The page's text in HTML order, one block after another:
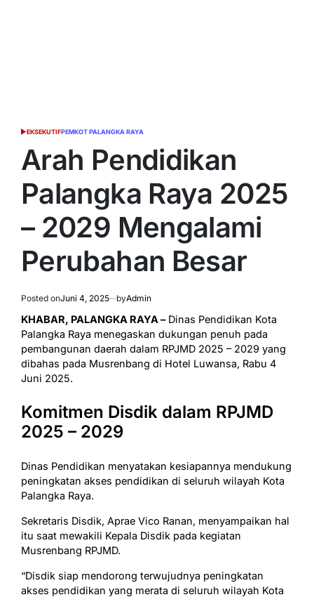
POSTED
EKSEKUTIFPEMKOT PALANGKA RAYA
Arah Pendidikan
Palangka Raya 2025
– 2029 Mengalami
Perubahan Besar
Posted onJuni 4, 2025 byAdmin
KHABAR, PALANGKA RAYA –Dinas Pendidikan Kota
Palangka Raya menegaskan dukungan penuh pada
pembangunan daerah dalam RPJMD 2025 – 2029 yang
dibahas pada Musrenbang di Hotel Luwansa, Rabu 4
Juni 2025.
Komitmen Disdik dalam RPJMD
2025 – 2029
Dinas Pendidikan menyatakan kesiapannya mendukung
peningkatan akses pendidikan di seluruh wilayah Kota
Palangka Raya.
Sekretaris Disdik, Aprae Vico Ranan, menyampaikan hal
itu saat mewakili Kepala Disdik pada kegiatan
Musrenbang RPJMD.
“Disdik siap mendorong terwujudnya peningkatan
akses pendidikan yang merata di seluruh wilayah Kota